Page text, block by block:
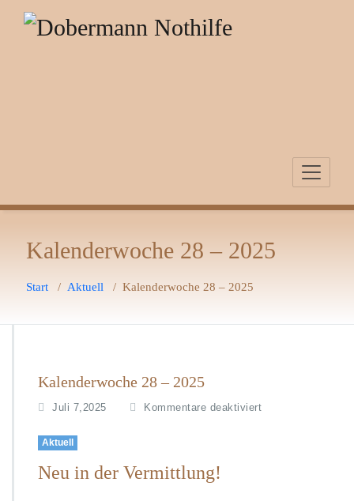
Zum
Kalenderwoche 28 – 2025
Start / Aktuell / Kalenderwoche 28 – 2025
Kalenderwoche 28 – 2025
Juli 7,2025 Kommentare deaktiviert
Aktuell
Neu in der Vermittlung!